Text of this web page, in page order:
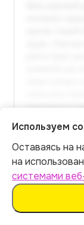
Итог:449
Используем
Оставаясь на
на
системами